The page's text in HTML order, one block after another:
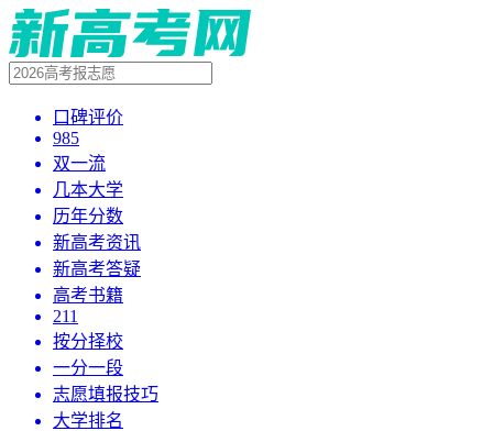
口碑评价
985
双一流
几本大学
历年分数
新高考资讯
新高考答疑
高考书籍
211
按分择校
一分一段
志愿填报技巧
大学排名